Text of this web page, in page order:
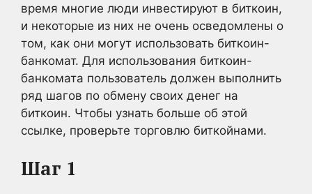
время многие люди инвестируют в биткоин,
и некоторые из них не очень осведомлены о
том, как они могут использовать биткоин-
банкомат. Для использования биткоин-
банкомата пользователь должен выполнить
ряд шагов по обмену своих денег на
биткоин. Чтобы узнать больше об этой
ссылке, проверьте торговлю биткойнами.
Шаг 1